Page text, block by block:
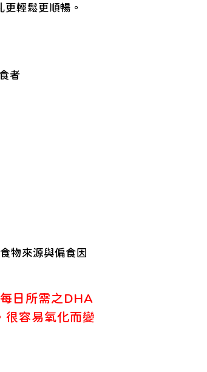
輕鬆更順暢。
者
物來源與偏食因
日所需之DHA
容易氧化而變